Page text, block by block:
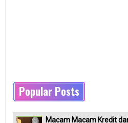
Popular Posts
Macam Macam Kredit